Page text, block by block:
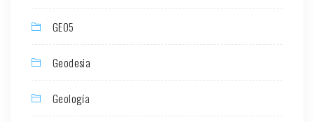
GEO5
Geodesia
Geología